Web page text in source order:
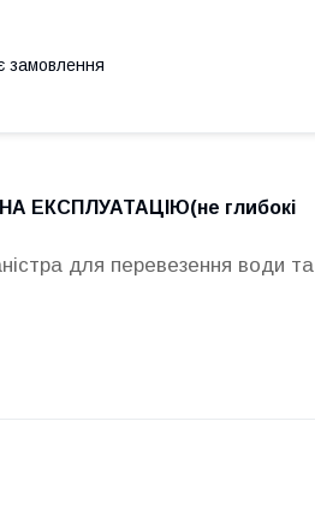
замовлення
ЕКСПЛУАТАЦІЮ(не глибокі
для перевезення води та